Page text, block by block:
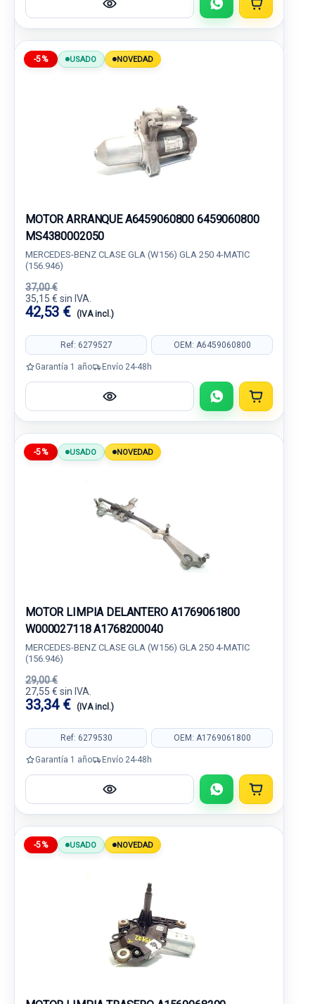
-5% USADO NOVEDAD
MOTOR ARRANQUE A6459060800 6459060800
MS4380002050
MERCEDES-BENZ CLASE GLA (W156) GLA 250 4-MATIC
(156.946)
37,00 €
35,15 € sin IVA.
42,53 € (IVA incl.)
Ref: 6279527 OEM: A6459060800
Garantía 1 año Envío 24-48h
-5% USADO NOVEDAD
MOTOR LIMPIA DELANTERO A1769061800
W000027118 A1768200040
MERCEDES-BENZ CLASE GLA (W156) GLA 250 4-MATIC
(156.946)
29,00 €
27,55 € sin IVA.
33,34 € (IVA incl.)
Ref: 6279530 OEM: A1769061800
Garantía 1 año Envío 24-48h
-5% USADO NOVEDAD